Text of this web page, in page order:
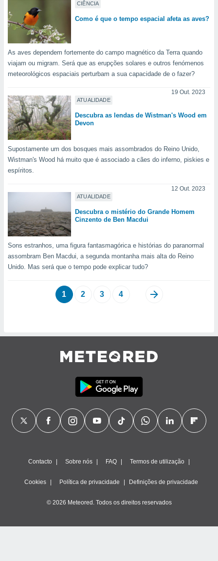
CIÊNCIA
Como é que o tempo espacial afeta as aves?
As aves dependem fortemente do campo magnético da Terra quando
viajam ou migram. Será que as erupções solares e outros fenómenos
meteorológicos espaciais perturbam a sua capacidade de o fazer?
ATUALIDADE
19 Out. 2023
Descubra as lendas de Wistman's Wood em
Devon
Supostamente um dos bosques mais assombrados do Reino Unido,
Wistman's Wood há muito que é associado a cães do inferno, piskies e
espíritos.
ATUALIDADE
12 Out. 2023
Descubra o mistério do Grande Homem
Cinzento de Ben Macdui
Sons estranhos, uma figura fantasmagórica e histórias do paranormal
assombram Ben Macdui, a segunda montanha mais alta do Reino
Unido. Mas será que o tempo pode explicar tudo?
1 2 3 4
Contacto Sobre nós FAQ Termos de utilização
Cookies Política de privacidade Definições de privacidade
© 2026 Meteored. Todos os direitos reservados